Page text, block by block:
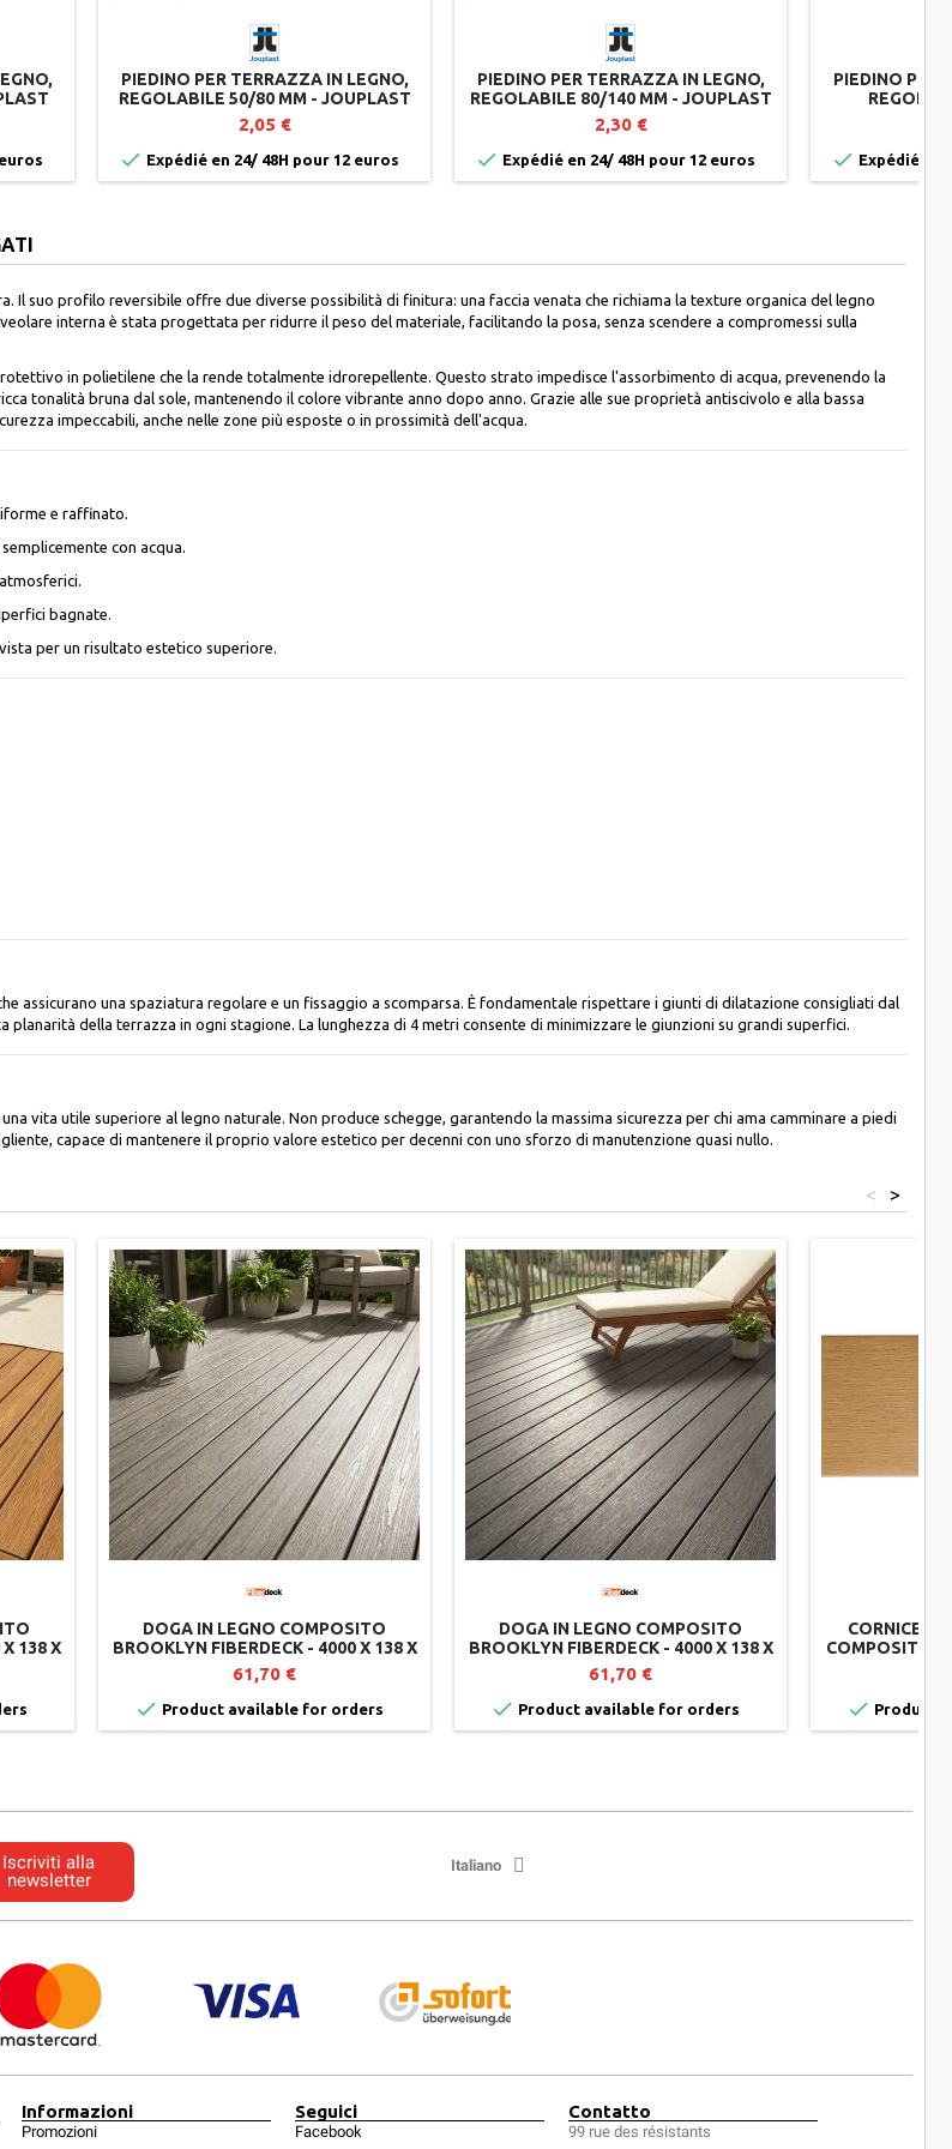
PIEDINO PER TERRAZZA IN LEGNO,
REGOLABILE 50/80 MM - JOUPLAST
2,05 €
 Expédié en 24/ 48H pour 12 euros
PIEDINO PER TERRAZZA IN LEGNO,
REGOLABILE 80/140 MM - JOUPLAST
2,30 €
 Expédié en 24/ 48H pour 12 euros
PIEDINO PER
 Expédié en
suo profilo reversibile offre due diverse possibilità di finitura: una faccia venata che richiama la texture organica del legno
interna è stata progettata per ridurre il peso del materiale, facilitando la posa, senza scendere a compromessi sulla
in polietilene che la rende totalmente idrorepellente. Questo strato impedisce l'assorbimento di acqua, prevenendo la
tonalità bruna dal sole, mantenendo il colore vibrante anno dopo anno. Grazie alle sue proprietà antiscivolo e alla bassa
impeccabili, anche nelle zone più esposte o in prossimità dell'acqua.
e raffinato.
con acqua.
bagnate.
per un risultato estetico superiore.
assicurano una spaziatura regolare e un fissaggio a scomparsa. È fondamentale rispettare i giunti di dilatazione consigliati dal
della terrazza in ogni stagione. La lunghezza di 4 metri consente di minimizzare le giunzioni su grandi superfici.
vita utile superiore al legno naturale. Non produce schegge, garantendo la massima sicurezza per chi ama camminare a piedi
capace di mantenere il proprio valore estetico per decenni con uno sforzo di manutenzione quasi nullo.
>
<
138 X
DOGA IN LEGNO COMPOSITO
BROOKLYN FIBERDECK - 4000 X 138 X
23 MM - GRIGIO CHIARO (LIGHT GREY)
61,70 €
 Product available for orders
DOGA IN LEGNO COMPOSITO
BROOKLYN FIBERDECK - 4000 X 138 X
23 MM - GRIGIO SCURO (DARK GREY)
61,70 €
 Product available for orders
CORNICE DI
COMPOSITO
 Product
Iscriviti alla
newsletter
Italiano
Informazioni
Promozioni
Seguici
Facebook
Contatto
99 rue des résistants